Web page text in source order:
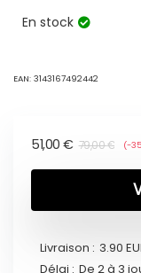
En stock
EAN: 3143167492442
79,00€
51,00 € (-
Livraison : 3.90
Délai : De 2 à 3